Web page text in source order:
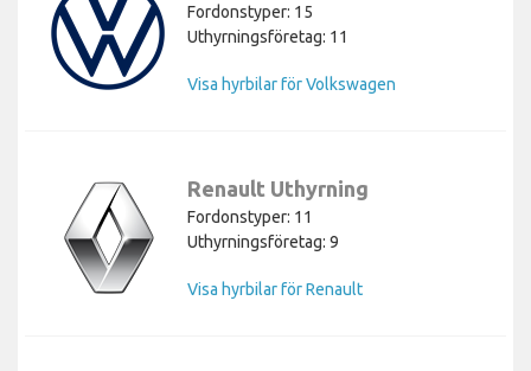
Fordonstyper: 15
Uthyrningsföretag: 11
Visa hyrbilar för Volkswagen
Renault Uthyrning
Fordonstyper: 11
Uthyrningsföretag: 9
Visa hyrbilar för Renault